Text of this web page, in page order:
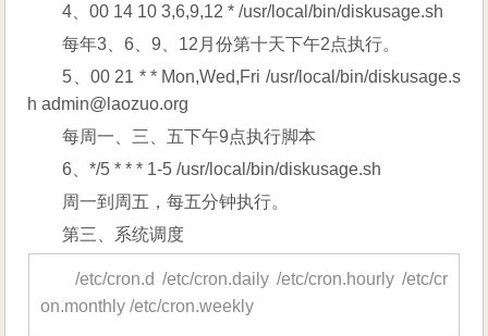
4、00 14 10 3,6,9,12 * /usr/local/bin/diskusage.sh
每年3、6、9、12月份第十天下午2点执行。
5、00 21 * * Mon,Wed,Fri /usr/local/bin/diskusage.s
h admin@laozuo.org
每周一、三、五下午9点执行脚本
6、*/5 * * * 1-5 /usr/local/bin/diskusage.sh
周一到周五，每五分钟执行。
第三、系统调度
/etc/cron.d /etc/cron.daily /etc/cron.hourly /etc/cr
on.monthly /etc/cron.weekly